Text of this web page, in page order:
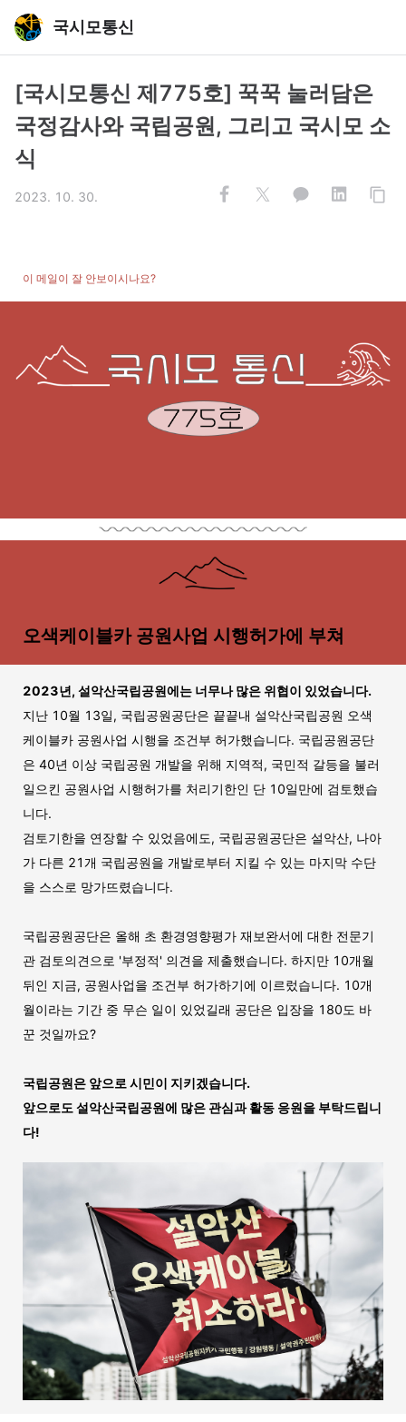
국시모통신
[국시모통신 제775호] 꾹꾹 눌러담은
국정감사와 국립공원, 그리고 국시모 소
식
2023. 10. 30.
이 메일이 잘 안보이시나요?
오색케이블카 공원사업 시행허가에 부쳐
2023년, 설악산국립공원에는 너무나 많은 위협이 있었습니다.
지난 10월 13일, 국립공원공단은 끝끝내 설악산국립공원 오색
케이블카 공원사업 시행을 조건부 허가했습니다. 국립공원공단
은 40년 이상 국립공원 개발을 위해 지역적, 국민적 갈등을 불러
일으킨 공원사업 시행허가를 처리기한인 단 10일만에 검토했습
니다.
검토기한을 연장할 수 있었음에도, 국립공원공단은 설악산, 나아
가 다른 21개 국립공원을 개발로부터 지킬 수 있는 마지막 수단
을 스스로 망가뜨렸습니다.
국립공원공단은 올해 초 환경영향평가 재보완서에 대한 전문기
관 검토의견으로 '부정적' 의견을 제출했습니다. 하지만 10개월
뒤인 지금, 공원사업을 조건부 허가하기에 이르렀습니다. 10개
월이라는 기간 중 무슨 일이 있었길래 공단은 입장을 180도 바
꾼 것일까요?
국립공원은 앞으로 시민이 지키겠습니다.
앞으로도 설악산국립공원에 많은 관심과 활동 응원을 부탁드립니
다!